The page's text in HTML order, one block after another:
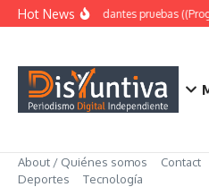
Saltar al contenido
Hot News Abundantes pruebas
About / Quiénes somos Contact
Deportes
Tecnología